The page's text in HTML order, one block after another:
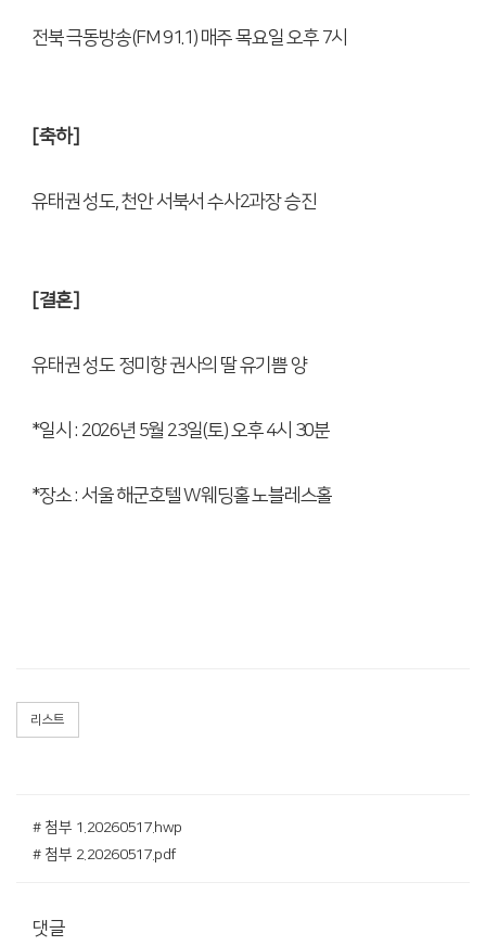
전북 극동방송(FM 91.1) 매주 목요일 오후 7시
[축하]
유태권 성도,천안 서북서 수사2과장 승진
[결혼]
유태권 성도 정미향 권사의 딸 유기쁨 양
*일시 : 2026년 5월 23일(토)오후4시 30분
*장소: 서울 해군호텔W웨딩홀 노블레스홀
리스트
# 첨부 1.20260517.hwp
# 첨부 2.20260517.pdf
댓글